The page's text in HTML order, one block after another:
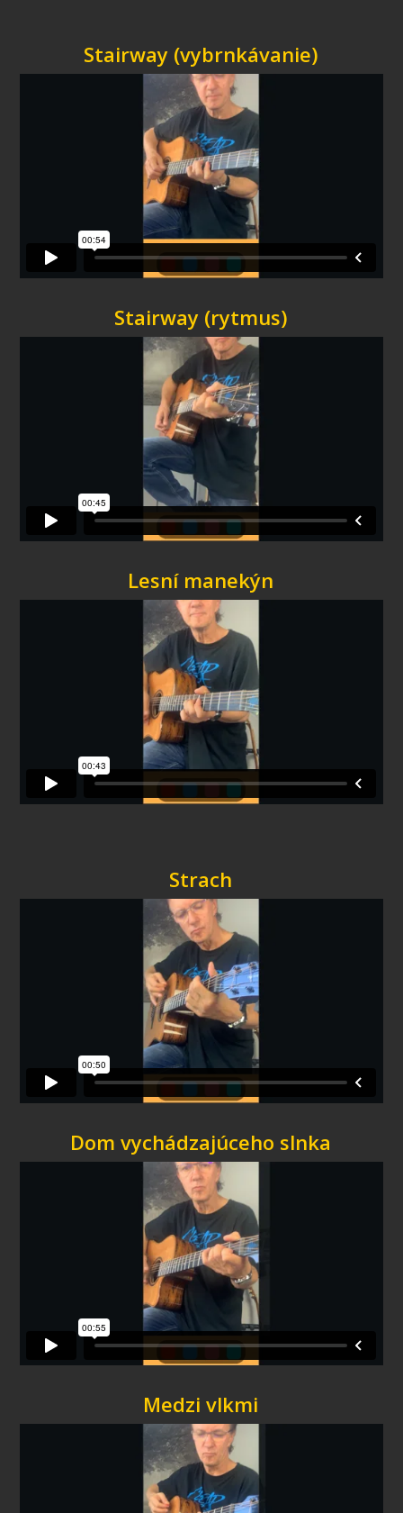
Stairway (vybrnkávanie)
Stairway (rytmus)
Lesní manekýn
Strach
Dom vychádzajúceho slnka
Medzi vlkmi